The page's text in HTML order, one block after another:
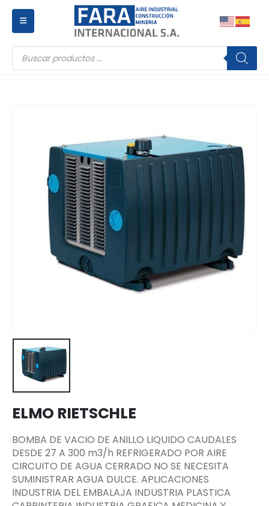
Búsqueda
de
productos
ELMO RIETSCHLE
BOMBA DE VACIO DE ANILLO LIQUIDO CAUDALES
DESDE 27 A 300 m3/h REFRIGERADO POR AIRE
CIRCUITO DE AGUA CERRADO NO SE NECESITA
SUMINISTRAR AGUA DULCE. APLICACIONES
INDUSTRIA DEL EMBALAJA INDUSTRIA PLASTICA